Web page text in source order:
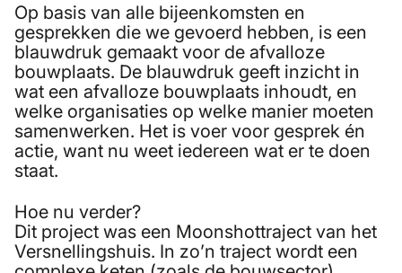
Op basis van alle bijeenkomsten en
gesprekken die we gevoerd hebben, is een
blauwdruk gemaakt voor de afvalloze
bouwplaats. De blauwdruk geeft inzicht in
wat een afvalloze bouwplaats inhoudt, en
welke organisaties op welke manier moeten
samenwerken. Het is voer voor gesprek én
actie, want nu weet iedereen wat er te doen
staat.
Hoe nu verder?
Dit project was een Moonshottraject van het
Versnellingshuis. In zo’n traject wordt een